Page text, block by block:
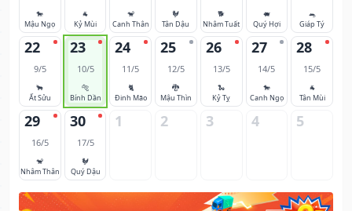
🐎
Mậu Ngọ
🐐
Kỷ Mùi
🐒
Canh Thân
🐓
Tân Dậu
🐕
Nhâm Tuất
🐖
Quý Hợi
🐀
Giáp Tý
22
9/5
🐂
Ất Sửu
23
10/5
🐅
Bính Dần
24
11/5
🐈
Đinh Mão
25
12/5
🐉
Mậu Thìn
26
13/5
🐍
Kỷ Tỵ
27
14/5
🐎
Canh Ngọ
28
15/5
🐐
Tân Mùi
29
16/5
🐒
Nhâm Thân
30
17/5
🐓
Quý Dậu
1 2 3 4 5